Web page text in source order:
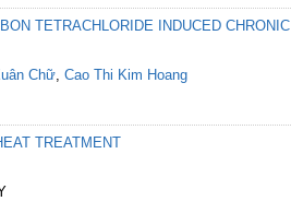
TETRACHLORIDE INDUCED CHRONIC
Chữ, Cao Thi Kim Hoang
TREATMENT